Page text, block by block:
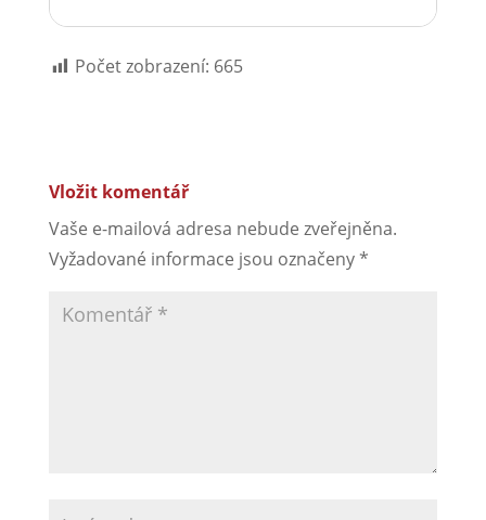
Počet zobrazení: 665
Vložit komentář
Vaše e-mailová adresa nebude zveřejněna.
Vyžadované informace jsou označeny*